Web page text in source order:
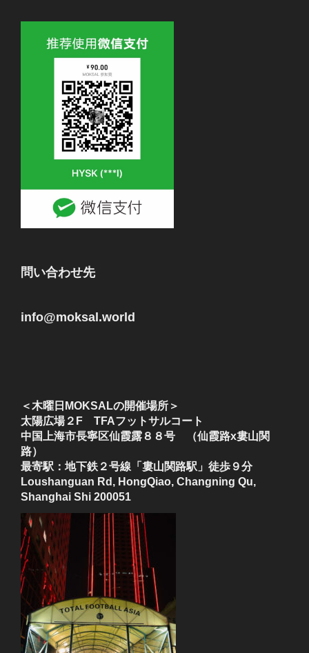
問い合わせ先
info@moksal.world
＜木曜日MOKSALの開催場所＞
太陽広場２F TFAフットサルコート
中国上海市長寧区仙霞露８８号 （仙霞路x婁山関
路）
最寄駅：地下鉄２号線「婁山関路駅」徒歩９分
Loushanguan Rd, HongQiao, Changning Qu,
Shanghai Shi 200051